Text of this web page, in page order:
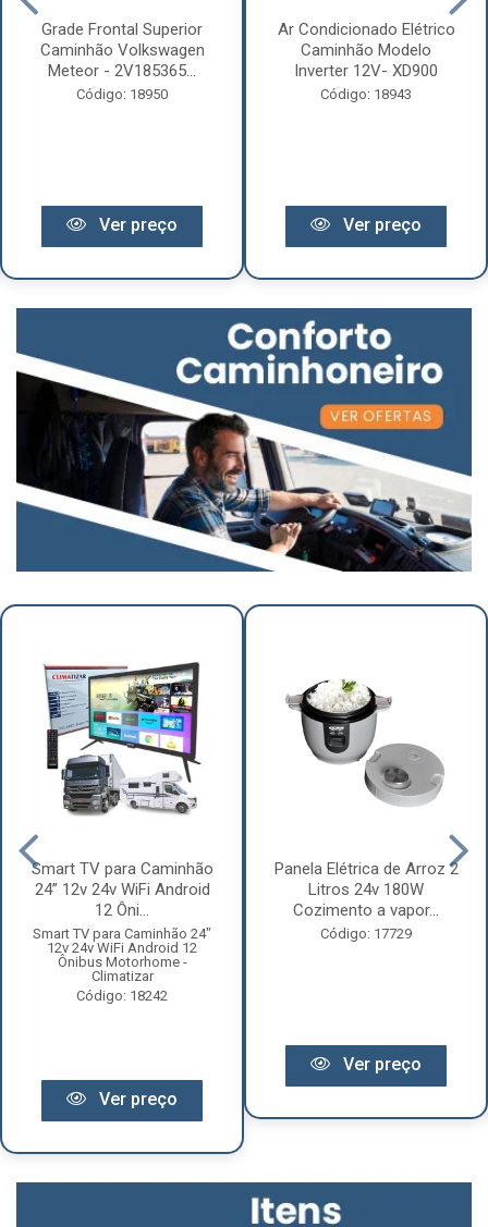
Grade Frontal Superior
Caminhão Volkswagen
Meteor - 2V185365...
Código: 18950
Ver preço
Ar Condicionado Elétrico
Caminhão Modelo
Inverter 12V- XD900
Código: 18943
Ver preço
Smart TV para Caminhão
24” 12v 24v WiFi Android
12 Ôni...
Smart TV para Caminhão 24"
12v 24v WiFi Android 12
Ônibus Motorhome -
Climatizar
Código: 18242
Ver preço
Panela Elétrica de Arroz 2
Litros 24v 180W
Cozimento a vapor...
Código: 17729
Ver preço